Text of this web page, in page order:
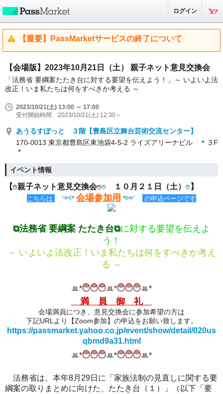
ログイン
【重要】PassMarketサービスの終了について
【会場版】2023年10月21日（土） 親子ネット意見交換会
「法務省 要綱案たたき台に対する要望を伝えよう！」～ いよいよ法
改正！いま私たちは何をすべきか考える ～
2023/10/21(土) 13:00 ～ 17:00
受付開始時間 2023/10/21(土) 12:30～
あうるすぽっと ３階【豊島区立舞台芸術交流センター】
170-0013 東京都豊島区東池袋4-5-2 ライズアリーナビル ＊３F
＊
イベント情報
【࿉親子ネット意見交換会࿉࿉ １０月２１日（土） ࿉ 】
こちらは ༺* 会場参加用 *༻ の申込ページです
⧉法務省 要綱案 たたき台⧉に対する要望を伝えよ
う！
～ いよいよ法改正！いま私たちは何をすべきか考え
る ～
‪ꔛ‬*࿉࿉࿉ꔛ‬*࿉࿉࿉ꔛ‬*
満 員 御 礼
会場満員につき、意見交換会に参加希望の方は
下記URLより【Zoom参加】の申込をお願い致します。
https://passmarket.yahoo.co.jp/event/show/detail/020us
qbmd9a31.html
‪ꔛ‬*࿉࿉࿉ꔛ‬*࿉࿉࿉ꔛ‬*
法務省は、本年8月29日に
「家族法制の見直しに関する要
綱案の取りまとめに向けた、たたき台（１）」（以下「要